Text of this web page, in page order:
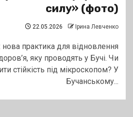
силу» (фото)
22.05.2026 Ірина Левченко
нова практика для відновлення
яку проводять у Бучі. Чи
стійкість під мікроскопом? У
Бучанському...